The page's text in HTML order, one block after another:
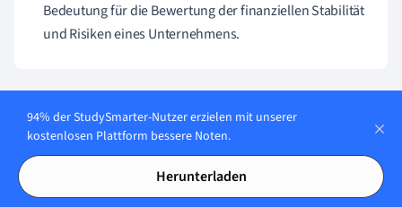
Bedeutung für die Bewertung der finanziellen Stabilität
und Risiken eines Unternehmens.
Karteikarten in
Kennzahlen
Finanzierung
10
94% der StudySmarter-Nutzer erzielen mit unserer
kostenlosen Plattform bessere Noten.
Herunterladen